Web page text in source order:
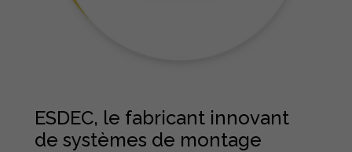
ESDEC, le fabricant innovant
de systèmes de montage